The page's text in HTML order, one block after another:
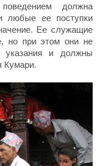
должна
и любые ее поступки
Ее служащие
но при этом они не
и должны
Кумари.